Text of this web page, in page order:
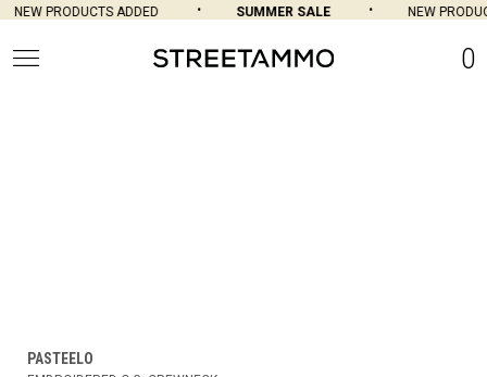
NEW PRODUCTS ADDED SUMMER SALE NEW
0
PASTEELO